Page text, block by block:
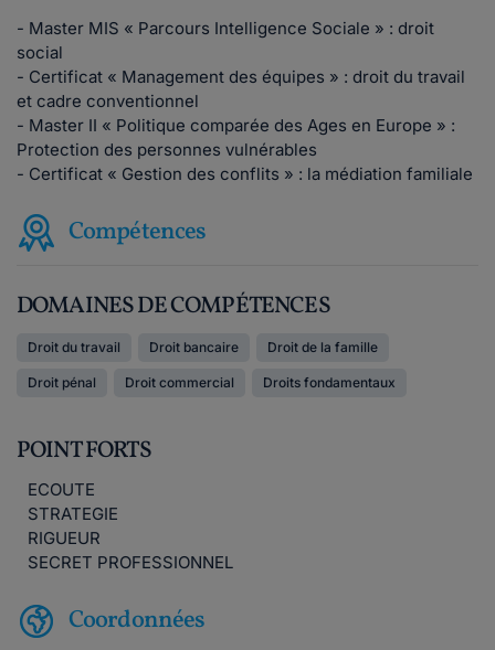
- Master MIS « Parcours Intelligence Sociale » : droit
social
- Certificat « Management des équipes » : droit du travail
et cadre conventionnel
- Master II « Politique comparée des Ages en Europe » :
Protection des personnes vulnérables
- Certificat « Gestion des conflits » : la médiation familiale
Compétences
DOMAINES DE COMPÉTENCES
Droit du travail Droit bancaire Droit de la famille
Droit pénal Droit commercial Droits fondamentaux
POINT FORTS
ECOUTE
STRATEGIE
RIGUEUR
SECRET PROFESSIONNEL
Coordonnées